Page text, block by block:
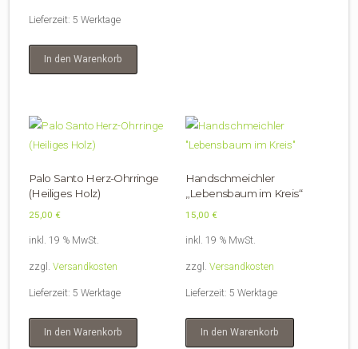
Lieferzeit: 5 Werktage
In den Warenkorb
Palo Santo Herz-Ohrringe
(Heiliges Holz)
25,00 €
inkl. 19 % MwSt.
zzgl. Versandkosten
Lieferzeit: 5 Werktage
In den Warenkorb
Handschmeichler
„Lebensbaum im Kreis“
15,00 €
inkl. 19 % MwSt.
zzgl. Versandkosten
Lieferzeit: 5 Werktage
In den Warenkorb